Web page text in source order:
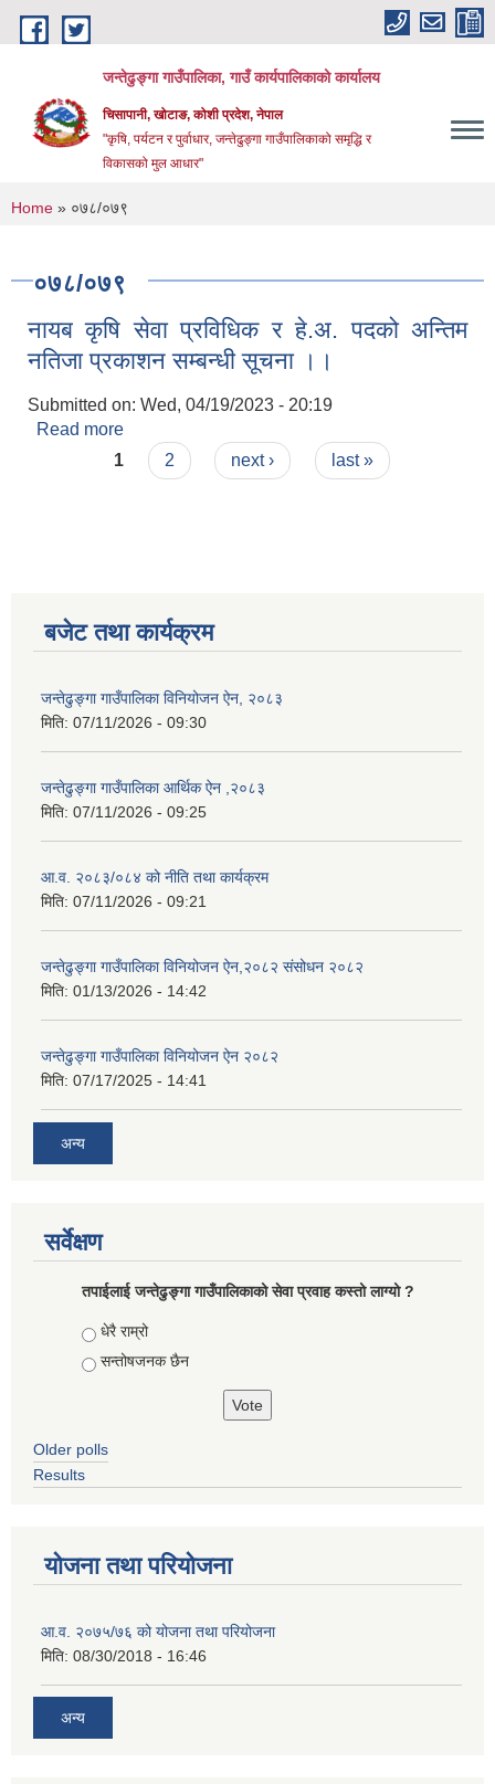
Skip to main content
जन्तेढुङ्गा गाउँपालिका, गाउँ कार्यपालिकाको कार्यालय
चिसापानी, खोटाङ, कोशी प्रदेश, नेपाल
"कृषि, पर्यटन र पुर्वाधार, जन्तेढुङ्गा गाउँपालिकाको समृद्धि र
विकासको मुल आधार"
You are here
Home » ०७८/०७९
०७८/०७९
नायब कृषि सेवा प्रविधिक र हे.अ. पदको अन्तिम
नतिजा प्रकाशन सम्बन्धी सूचना ।।
Submitted on: Wed, 04/19/2023 - 20:19
Read more
नतिजा प्रकाशन सम्बन्धी सूचना ।।
Pages
1 2 next › last »
बजेट तथा कार्यक्रम
जन्तेढुङ्गा गाउँपालिका विनियोजन ऐन, २०८३
मिति: 07/11/2026 - 09:30
जन्तेढुङ्गा गाउँपालिका आर्थिक ऐन ,२०८३
मिति: 07/11/2026 - 09:25
आ.व. २०८३/०८४ को नीति तथा कार्यक्रम
मिति: 07/11/2026 - 09:21
जन्तेढुङ्गा गाउँपालिका विनियोजन ऐन,२०८२ संसोधन २०८२
मिति: 01/13/2026 - 14:42
जन्तेढुङ्गा गाउँपालिका विनियोजन ऐन २०८२
मिति: 07/17/2025 - 14:41
अन्य
सर्वेक्षण
तपाईलाई जन्तेढुङ्गा गाउँपालिकाको सेवा प्रवाह कस्तो लाग्यो ?
Choices
धेरै राम्रो
सन्तोषजनक छैन
Older polls
Results
योजना तथा परियोजना
आ.व. २०७५/७६ को योजना तथा परियोजना
मिति: 08/30/2018 - 16:46
अन्य